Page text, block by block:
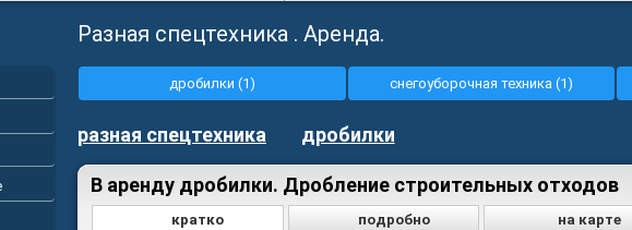
Разная спецтехника . Аренда.
дробилки (1) снегоуборочная техника (1)
разная спецтехника дробилки
В аренду дробилки. Дробление строительных отходов
кратко подробно на карте